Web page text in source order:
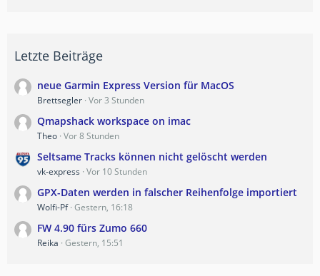
Letzte Beiträge
neue Garmin Express Version für MacOS
Brettsegler Vor 3 Stunden
Qmapshack workspace on imac
Theo Vor 8 Stunden
Seltsame Tracks können nicht gelöscht werden
vk-express Vor 10 Stunden
GPX-Daten werden in falscher Reihenfolge importiert
Wolfi-Pf Gestern, 16:18
FW 4.90 fürs Zumo 660
Reika Gestern, 15:51